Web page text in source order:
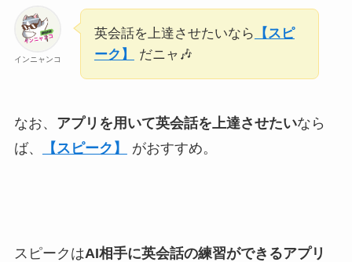
インニャンコ
英会話を上達させたいなら
【スピ
ーク】
だニャ🎶
なお、 アプリを用いて英会話を上達させたいなら
ば、
【スピーク】 がおすすめ。
スピークはAI相手に英会話の練習ができるアプリ